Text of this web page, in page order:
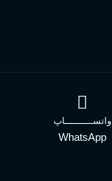
واتســــــــــاپ
WhatsApp